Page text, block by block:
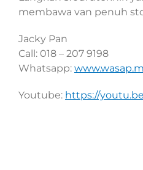
membawa van penuh
Jacky Pan
Call: 018 – 207 9198
Whatsapp:
Youtube: https://